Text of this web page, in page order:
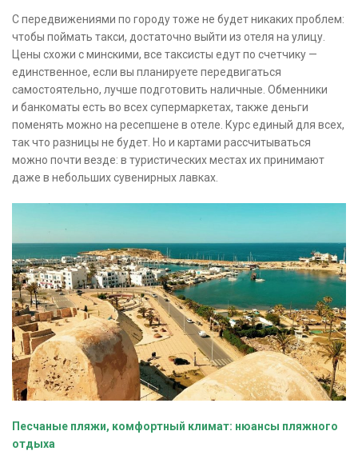
С передвижениями по городу тоже не будет никаких проблем:
чтобы поймать такси, достаточно выйти из отеля на улицу.
Цены схожи с минскими, все таксисты едут по счетчику —
единственное, если вы планируете передвигаться
самостоятельно, лучше подготовить наличные. Обменники
и банкоматы есть во всех супермаркетах, также деньги
поменять можно на ресепшене в отеле. Курс единый для всех,
так что разницы не будет. Но и картами рассчитываться
можно почти везде: в туристических местах их принимают
даже в небольших сувенирных лавках.
Песчаные пляжи, комфортный климат: нюансы пляжного
отдыха